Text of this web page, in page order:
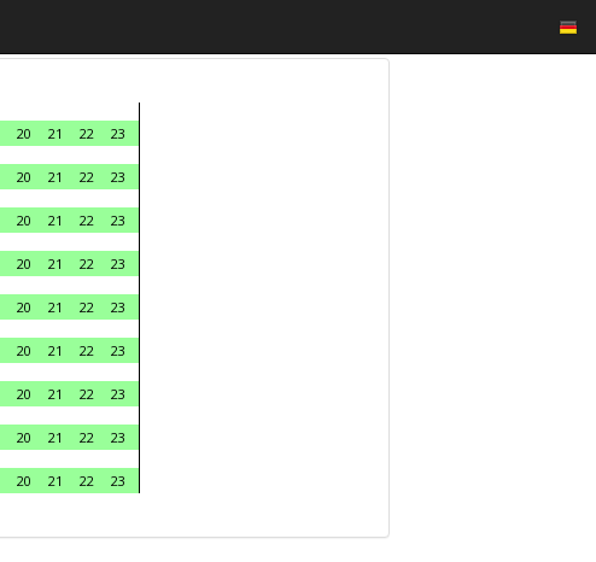
20 21 22
23
20 21 22
23
20 21 22
23
20 21 22
23
20 21 22
23
20 21 22
23
20 21 22
23
20 21 22
23
20 21 22
23